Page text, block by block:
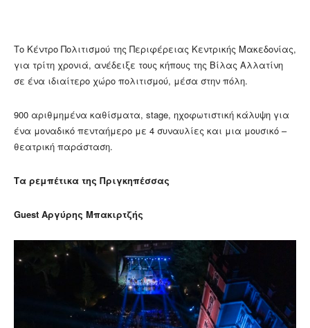
Το Κέντρο Πολιτισμού της Περιφέρειας Κεντρικής Μακεδονίας,
για τρίτη χρονιά, ανέδειξε τους κήπους της Βίλας Αλλατίνη
σε ένα ιδιαίτερο χώρο πολιτισμού, μέσα στην πόλη.
900 αριθμημένα καθίσματα, stage, ηχοφωτιστική κάλυψη για
ένα μοναδικό πενταήμερο με 4 συναυλίες και μια μουσικό –
θεατρική παράσταση.
Τα ρεμπέτικα της Πριγκηπέσσας
Guest Αργύρης Μπακιρτζής